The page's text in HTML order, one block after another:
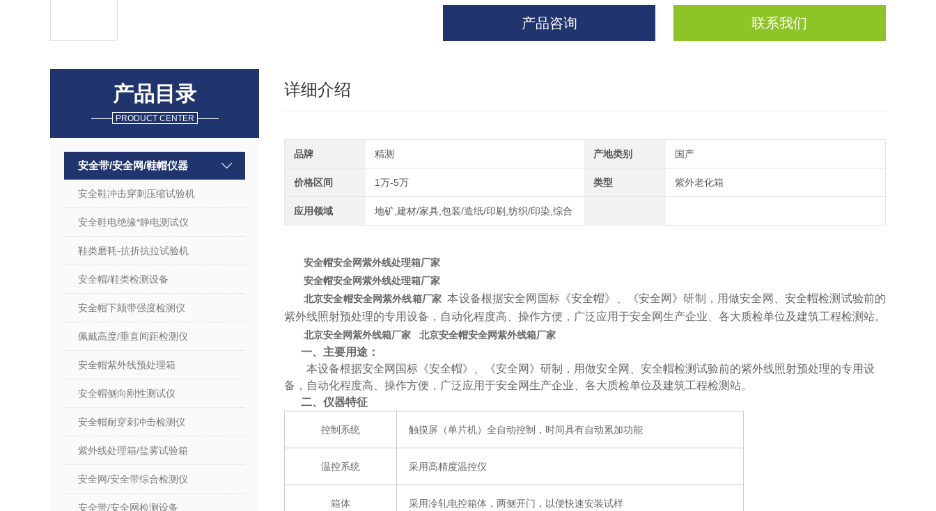
产品咨询 联系我们
产品目录
PRODUCT CENTER
安全带/安全网/鞋帽仪器
安全鞋冲击穿刺压缩试验机
安全鞋电绝缘*静电测试仪
鞋类磨耗-抗折抗拉试验机
安全帽/鞋类检测设备
安全帽下颏带强度检测仪
佩戴高度/垂直间距检测仪
安全帽紫外线预处理箱
安全帽侧向刚性测试仪
安全帽耐穿刺冲击检测仪
紫外线处理箱/盐雾试验箱
安全网/安全带综合检测仪
安全带/安全网检测设备
详细介绍
品牌 精测 产地类别 国产
价格区间 1万-5万 类型 紫外老化箱
应用领域 地矿,建材/家具,包装/造纸/印刷,纺织/印染,综合
安全帽安全网紫外线处理箱厂家
安全帽安全网紫外线处理箱厂家
北京安全帽安全网紫外线箱厂家本设备根据安全网国标《安全帽》、《安全网》研制，用做安全网、安全帽检测试验前的
紫外线照射预处理的专用设备，自动化程度高、操作方便，广泛应用于安全网生产企业、各大质检单位及建筑工程检测站。
北京安全网紫外线箱厂家 北京安全帽安全网紫外线箱厂家
一、主要用途：
本设备根据安全网国标《安全帽》、《安全网》研制，用做安全网、安全帽检测试验前的紫外线照射预处理的专用设
备，自动化程度高、操作方便，广泛应用于安全网生产企业、各大质检单位及建筑工程检测站。
二、仪器特征
控制系统 触摸屏（单片机）全自动控制，时间具有自动累加功能
温控系统 采用高精度温控仪
箱体 采用冷轧电控箱体，两侧开门，以便快速安装试样